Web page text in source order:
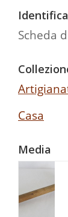
Scheda
Casa
Media